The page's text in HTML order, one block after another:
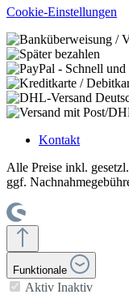
Cookie-Einstellungen
Kontakt
Alle Preise inkl.
ggf.
Funktionale
Aktiv Inaktiv